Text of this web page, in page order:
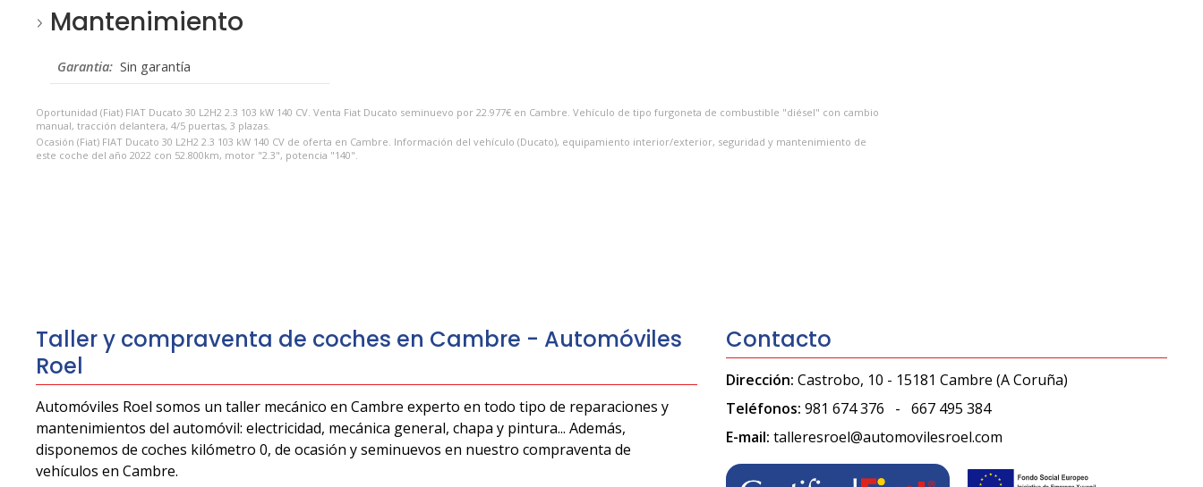
Mantenimiento
Garantia: Sin garantía
Oportunidad (Fiat) FIAT Ducato 30 L2H2 2.3 103 kW 140 CV. Venta Fiat Ducato seminuevo por 22.977€ en Cambre. Vehículo de tipo furgoneta de combustible "diésel" con cambio
manual, tracción delantera, 4/5 puertas, 3 plazas.
Ocasión (Fiat) FIAT Ducato 30 L2H2 2.3 103 kW 140 CV de oferta en Cambre. Información del vehículo (Ducato), equipamiento interior/exterior, seguridad y mantenimiento de
este coche del año 2022 con 52.800km, motor "2.3", potencia "140".
Taller y compraventa de coches en Cambre - Automóviles
Roel
Automóviles Roel somos un taller mecánico en Cambre experto en todo tipo de reparaciones y
mantenimientos del automóvil: electricidad, mecánica general, chapa y pintura... Además,
disponemos de coches kilómetro 0, de ocasión y seminuevos en nuestro compraventa de
vehículos en Cambre.
Contacto
Dirección: Castrobo, 10 - 15181 Cambre(A Coruña)
Teléfonos: 981 674 376 - 667 495 384
E-mail: talleresroel@automovilesroel.com